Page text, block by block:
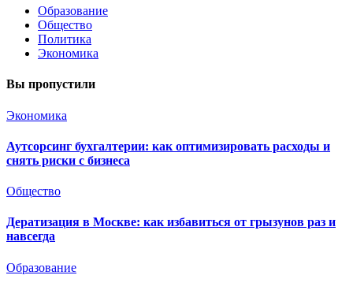
Образование
Общество
Политика
Экономика
Вы пропустили
Экономика
Аутсорсинг бухгалтерии: как оптимизировать расходы и
снять риски с бизнеса
Общество
Дератизация в Москве: как избавиться от грызунов раз и
навсегда
Образование